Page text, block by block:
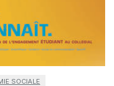
SOCIALE